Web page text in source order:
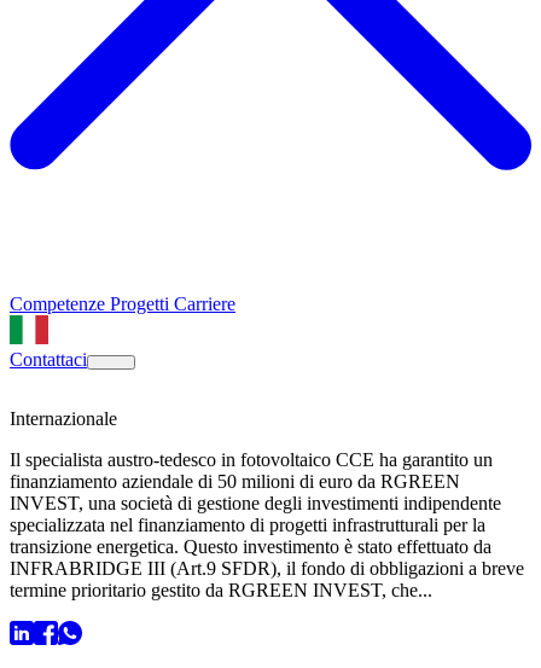
Competenze Progetti Carriere
Contattaci
Internazionale
Il specialista austro-tedesco in fotovoltaico CCE ha garantito un
finanziamento aziendale di 50 milioni di euro da RGREEN
INVEST, una società di gestione degli investimenti indipendente
specializzata nel finanziamento di progetti infrastrutturali per la
transizione energetica. Questo investimento è stato effettuato da
INFRABRIDGE III (Art.9 SFDR), il fondo di obbligazioni a breve
termine prioritario gestito da RGREEN INVEST, che...